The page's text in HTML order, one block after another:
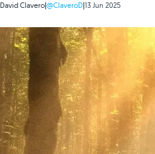
David Clavero|@ClaveroD|13 Jun 2025